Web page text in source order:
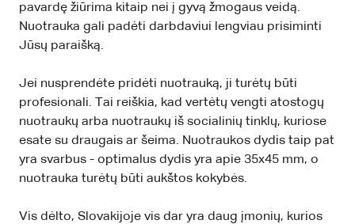
pavardę žiūrima kitaip nei į gyvą žmogaus veidą.
Nuotrauka gali padėti darbdaviui lengviau prisiminti
Jūsų paraišką.
Jei nusprendėte pridėti nuotrauką, ji turėtų būti
profesionali. Tai reiškia, kad vertėtų vengti atostogų
nuotraukų arba nuotraukų iš socialinių tinklų, kuriose
esate su draugais ar šeima. Nuotraukos dydis taip pat
yra svarbus - optimalus dydis yra apie 35x45 mm, o
nuotrauka turėtų būti aukštos kokybės.
Vis dėlto, Slovakijoje vis dar yra daug įmonių, kurios